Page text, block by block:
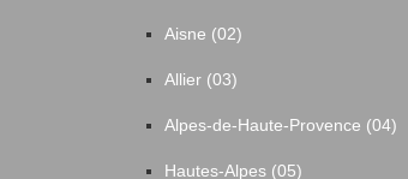
Aisne (02)
Allier (03)
Alpes-de-Haute-Provence (04)
Hautes-Alpes (05)